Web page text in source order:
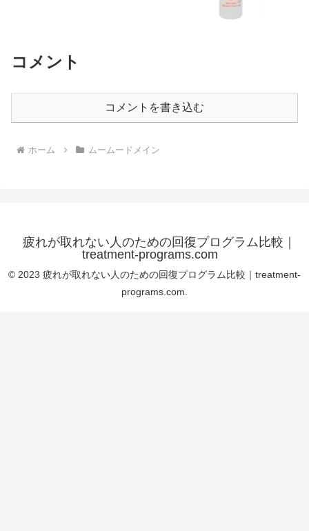
コメント
コメントを書き込む
ホーム ムームードメイン
疲れが取れない人のための回復プログラム比較｜
treatment-programs.com
© 2023 疲れが取れない人のための回復プログラム比較｜treatment-
programs.com.